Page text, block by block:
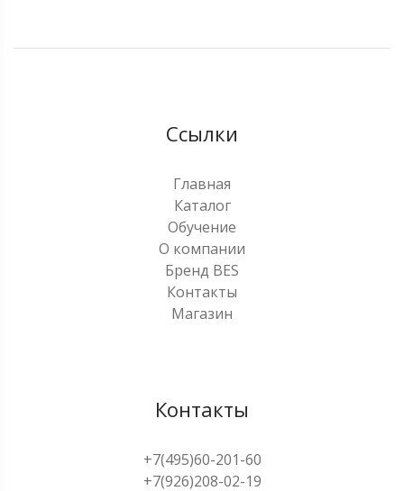
Ссылки
Главная
Каталог
Обучение
О компании
Бренд BES
Контакты
Магазин
Контакты
+7(495)60-201-60
+7(926)208-02-19